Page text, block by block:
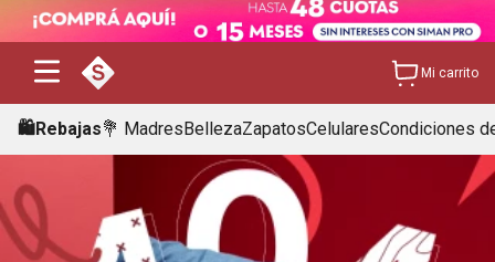
Mi carrito
🛍️Rebajas💐 MadresBellezaZapatosCelularesCondiciones